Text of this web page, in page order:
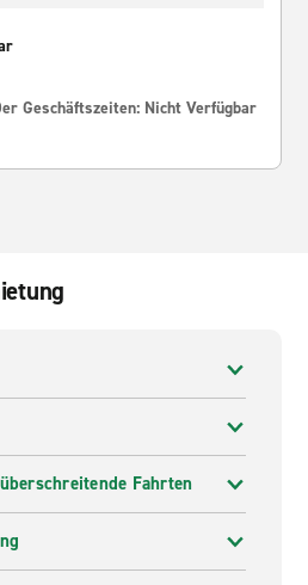
Geschäftszeiten: Nicht Verfügbar
Fahrten